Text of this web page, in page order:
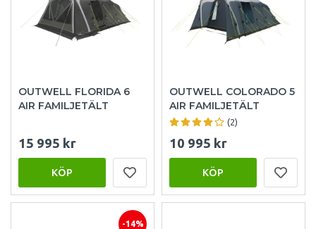
OUTWELL FLORIDA 6
AIR FAMILJETÄLT
15 995 kr
KÖP
OUTWELL COLORADO 5
AIR FAMILJETÄLT
(2)
10 995 kr
KÖP
-14%